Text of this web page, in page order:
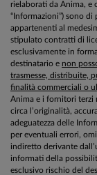
rielaborati da Anima,
“Informazioni”) sono di
appartenenti al
stipulato contratti di
esclusivamente in
destinatario e non
trasmesse, distribuite,
finalità commerciali o
Anima e i fornitori terzi
circa l’originalità,
adeguatezza delle
per eventuali errori,
indiretto derivante
informati della
esclusivo rischio del